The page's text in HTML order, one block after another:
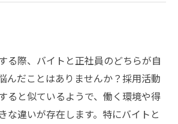
る際、バイトと正社員のどちらが自
んだことはありませんか？採用活動
ると似ているようで、働く環境や得
な違いが存在します。特にバイトと